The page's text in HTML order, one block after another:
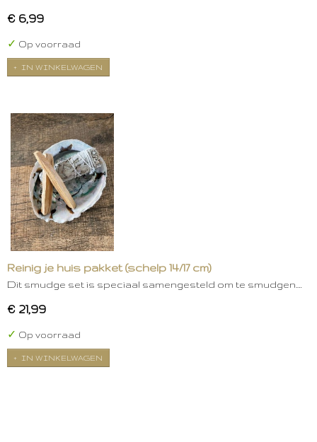
€ 6,99
✓ Op voorraad
IN WINKELWAGEN
Reinig je huis pakket (schelp 14/17 cm)
Dit smudge set is speciaal samengesteld om te smudgen.…
€ 21,99
✓ Op voorraad
IN WINKELWAGEN